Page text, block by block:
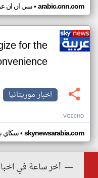
سي ان ان• arabic.cnn.com
for the
اخبار موريتانيا
VG00HD
سكاي• skynewsarabia.com
أخر ساعة في